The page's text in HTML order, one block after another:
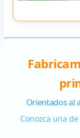
Orientados al
Conozca una